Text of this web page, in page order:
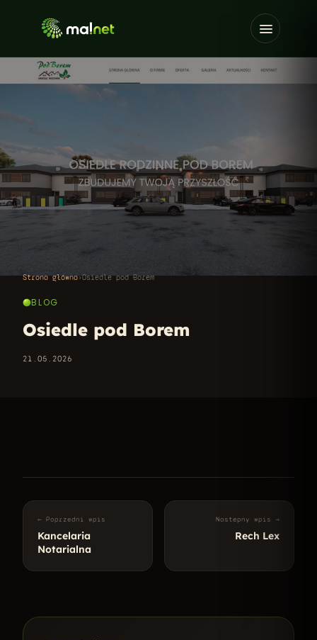
Strona główna›Osiedle pod Borem
BLOG
Osiedle pod Borem
21.05.2026
← Poprzedni wpis
Kancelaria
Notarialna
Nastepny wpis →
Rech Lex